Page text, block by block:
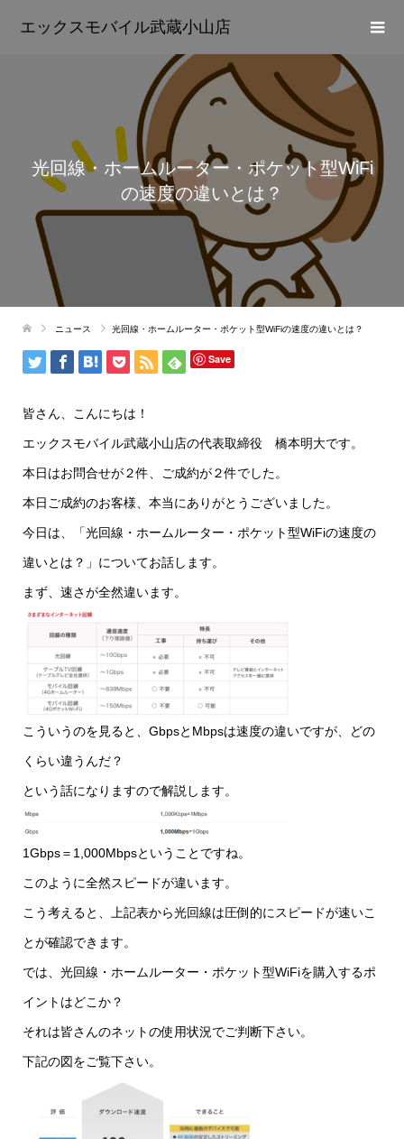
エックスモバイル武蔵小山店
光回線・ホームルーター・ポケット型WiFi
の速度の違いとは？
ニュース 光回線・ホームルーター・ポケット型WiFiの速度の違いとは？
Save
皆さん、こんにちは！
エックスモバイル武蔵小山店の代表取締役 橋本明大です。
本日はお問合せが２件、ご成約が２件でした。
本日ご成約のお客様、本当にありがとうございました。
今日は、「光回線・ホームルーター・ポケット型WiFiの速度の
違いとは？」についてお話します。
まず、速さが全然違います。
こういうのを見ると、GbpsとMbpsは速度の違いですが、どの
くらい違うんだ？
という話になりますので解説します。
1Gbps＝1,000Mbpsということですね。
このように全然スピードが違います。
こう考えると、上記表から光回線は圧倒的にスピードが速いこ
とが確認できます。
では、光回線・ホームルーター・ポケット型WiFiを購入するポ
イントはどこか？
それは皆さんのネットの使用状況でご判断下さい。
下記の図をご覧下さい。